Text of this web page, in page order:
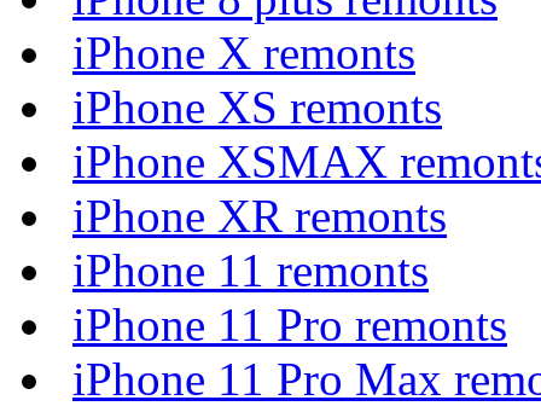
iPhone X remonts
iPhone XS remonts
iPhone XSMAX
iPhone XR remonts
iPhone 11 remonts
iPhone 11 Pro remonts
iPhone 11 Pro Max